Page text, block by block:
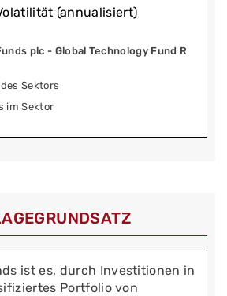
(annualisiert)
plc - Global Technology Fund R
Sektors
im Sektor
ist es, durch Investitionen in
Portfolio von